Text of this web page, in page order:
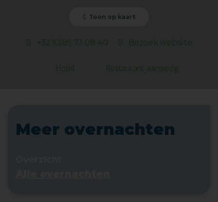
Toon op kaart
+32 (0)89 73 08 40 Bezoek website
Hotel Restaurant aanwezig
Meer overnachten